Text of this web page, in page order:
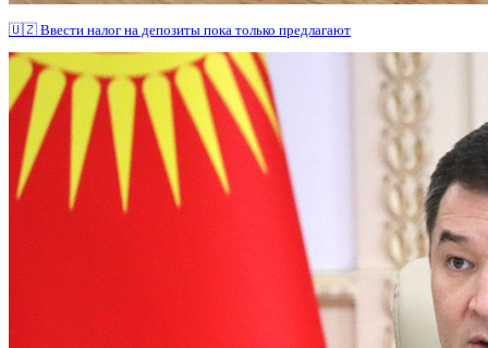
🇺🇿 Ввести налог на депозиты пока только предлагают